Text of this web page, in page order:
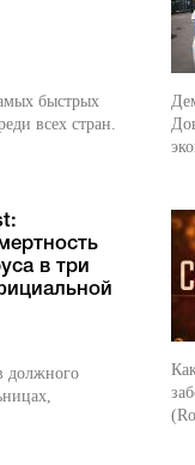
быстрых
всех стран.
в три
должного